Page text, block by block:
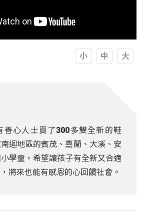
善心人士買了300多雙全新的鞋
迴地區的賓茂、嘉蘭、大溪、安
學童，希望讓孩子有全新又合適
將來也能有感恩的心回饋社會。